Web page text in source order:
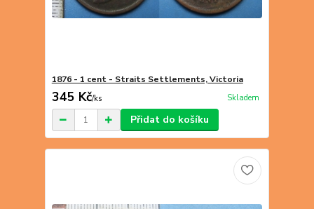
1876 - 1 cent - Straits Settlements, Victoria
345 Kč/ks Skladem
Přidat do košíku